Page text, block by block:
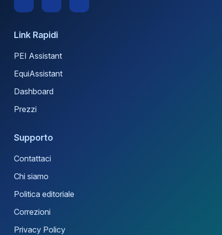
Link Rapidi
PEI Assistant
EquiAssistant
Dashboard
Prezzi
Supporto
Contattaci
Chi siamo
Politica editoriale
Correzioni
Privacy Policy